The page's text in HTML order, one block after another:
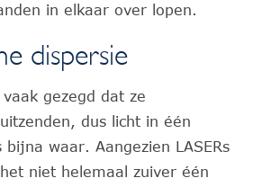
in elkaar over lopen.
dispersie
vaak gezegd dat ze
dus licht in één
waar. Aangezien LASERs
niet helemaal zuiver één